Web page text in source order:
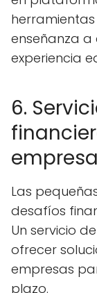
enseñanza
experiencia
6.
Las
desafíos
Un servicio
ofrecer
empresas
plazo.